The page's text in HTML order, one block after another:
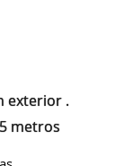
exterior .
metros